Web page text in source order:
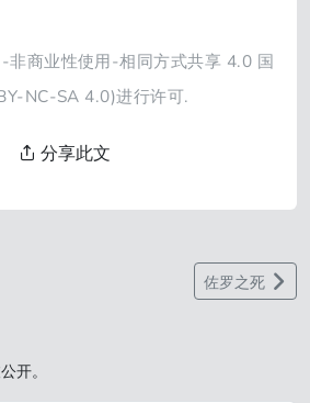
非商业性使用-相同方式共享 4.0 国
NC-SA 4.0)进行许可.
分享此文
佐罗之死
开。